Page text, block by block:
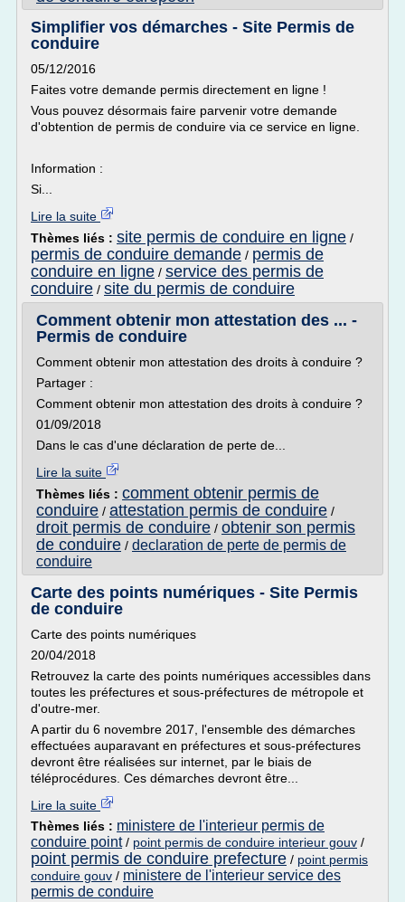
Simplifier vos démarches - Site Permis de
conduire
05/12/2016
Faites votre demande permis directement en ligne !
Vous pouvez désormais faire parvenir votre demande
d'obtention de permis de conduire via ce service en ligne.
Information :
Si...
Lire la suite
Thèmes liés : site permis de conduire en ligne /
permis de conduire demande / permis de
conduire en ligne / service des permis de
conduire / site du permis de conduire
Comment obtenir mon attestation des ... -
Permis de conduire
Comment obtenir mon attestation des droits à conduire ?
Partager :
Comment obtenir mon attestation des droits à conduire ?
01/09/2018
Dans le cas d'une déclaration de perte de...
Lire la suite
Thèmes liés : comment obtenir permis de
conduire / attestation permis de conduire /
droit permis de conduire / obtenir son permis
de conduire / declaration de perte de permis de
conduire
Carte des points numériques - Site Permis
de conduire
Carte des points numériques
20/04/2018
Retrouvez la carte des points numériques accessibles dans
toutes les préfectures et sous-préfectures de métropole et
d'outre-mer.
A partir du 6 novembre 2017, l'ensemble des démarches
effectuées auparavant en préfectures et sous-préfectures
devront être réalisées sur internet, par le biais de
téléprocédures. Ces démarches devront être...
Lire la suite
Thèmes liés : ministere de l'interieur permis de
conduire point/ point permis de conduire interieur gouv /
point permis de conduire prefecture / point permis
conduire gouv / ministere de l'interieur service des
permis de conduire